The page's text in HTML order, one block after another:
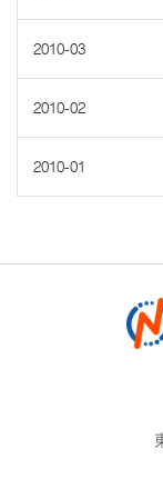
2010-03
2010-02
2010-01